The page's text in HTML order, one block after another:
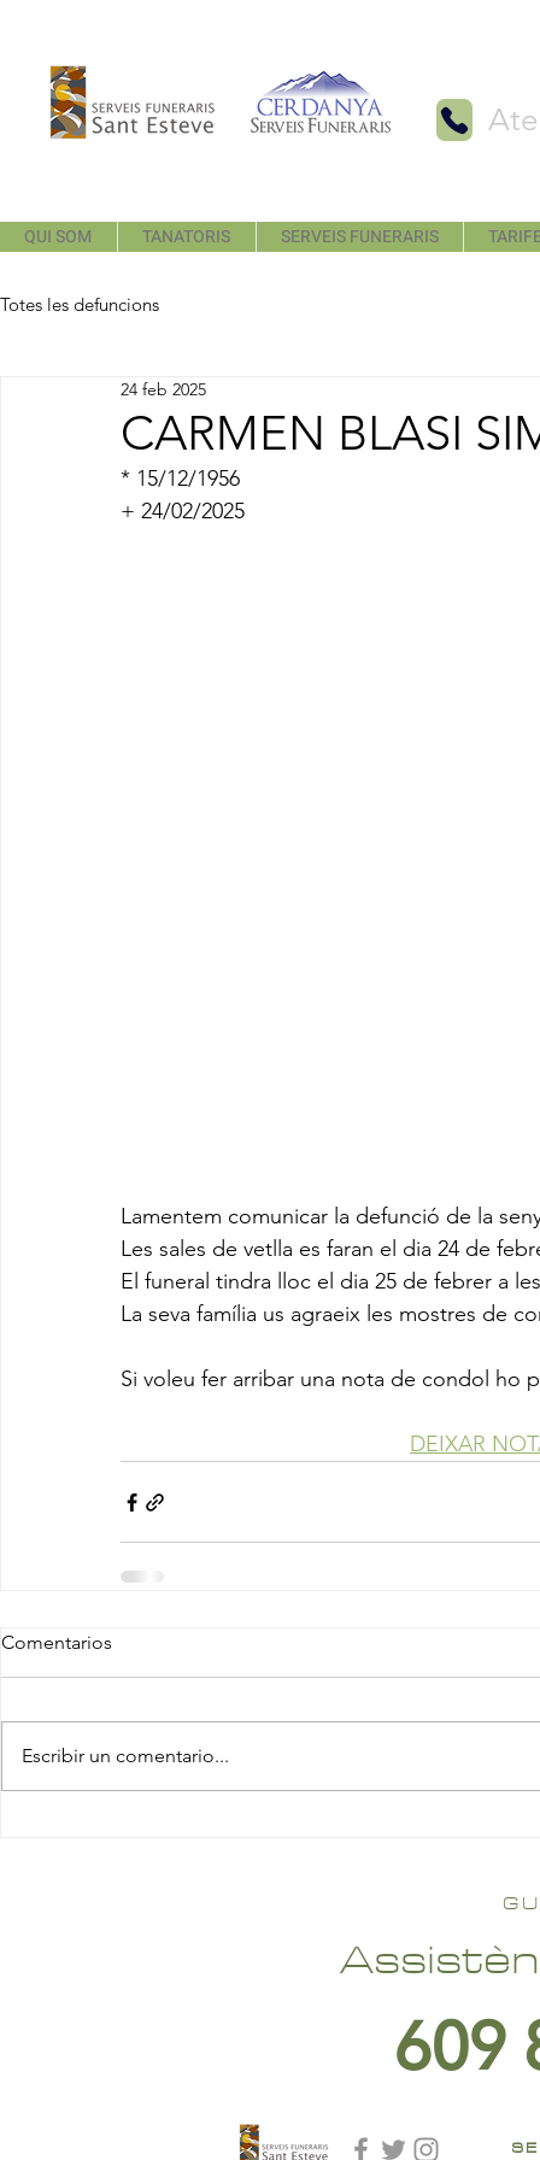
QUI SOM TANATORIS SERVEIS FUNERARIS
Totes les defuncions
CARMEN BLASI
24 feb 2025
* 15/12/1956
+ 24/02/2025
Lamentem comunicar la defunció de la
Les sales de vetlla es faran el dia 24 de
El funeral tindra lloc el dia 25 de febrer a
La seva família us agraeix les mostres de
Si voleu fer arribar una nota de condol ho
DEIXAR
Comentarios
Escribir un comentario...
609